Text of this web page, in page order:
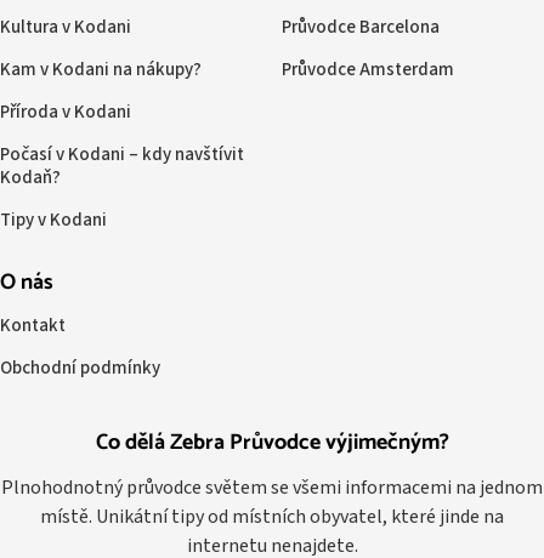
Co dělá Zebra Průvodce výjimečným?
Plnohodnotný průvodce světem se všemi informacemi na jednom
místě. Unikátní tipy od místních obyvatel, které jinde na
internetu nenajdete.
Kultura v Kodani
Kam v Kodani na nákupy?
Příroda v Kodani
Počasí v Kodani – kdy navštívit
Kodaň?
Tipy v Kodani
Průvodce Barcelona
Průvodce Amsterdam
O nás
Kontakt
Obchodní podmínky